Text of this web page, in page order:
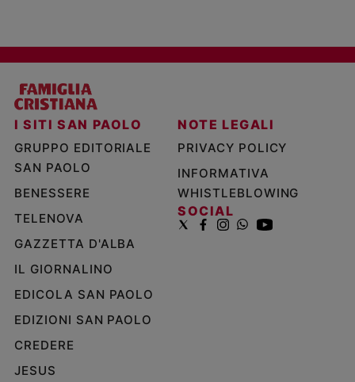
I SITI SAN PAOLO
GRUPPO EDITORIALE
SAN PAOLO
BENESSERE
TELENOVA
GAZZETTA D'ALBA
IL GIORNALINO
EDICOLA SAN PAOLO
EDIZIONI SAN PAOLO
CREDERE
JESUS
NOTE LEGALI
PRIVACY POLICY
INFORMATIVA
WHISTLEBLOWING
SOCIAL